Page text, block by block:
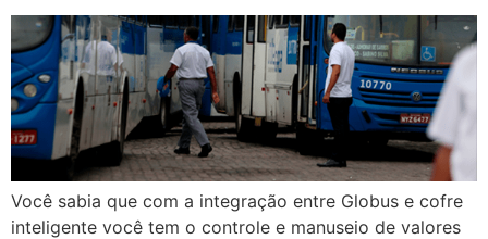
Você sabia que com a integração entre Globus e cofre
inteligente você tem o controle e manuseio de valores